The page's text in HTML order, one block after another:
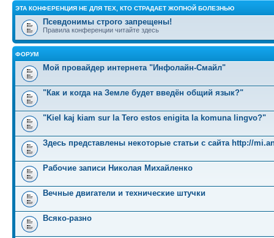
ЭТА КОНФЕРЕНЦИЯ НЕ ДЛЯ ТЕХ, КТО СТРАДАЕТ ЖОПНОЙ БОЛЕЗНЬЮ
Псевдонимы строго запрещены!
Правила конференции читайте здесь
ФОРУМ
Мой провайдер интернета "Инфолайн-Смайл"
"Как и когда на Земле будет введён общий язык?"
"Kiel kaj kiam sur la Tero estos enigita la komuna lingvo?"
Здесь представлены некоторые статьи с сайта http://
Рабочие записи Николая Михайленко
Вечные двигатели и технические штучки
Всяко-разно